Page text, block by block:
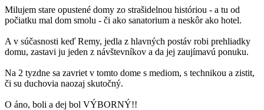
Milujem stare opustené domy zo strašidelnou históriou - a tu od
počiatku mal dom smolu - či ako sanatorium a neskôr ako hotel.
A v súčasnosti keď Remy, jedla z hlavných postáv robi prehliadky
domu, zastavi ju jeden z návštevníkov a da jej zaujímavú ponuku.
Na 2 tyzdne sa zavriet v tomto dome s mediom, s technikou a zistit,
či su duchovia naozaj skutočný.
O áno, boli a dej bol VÝBORNÝ!!